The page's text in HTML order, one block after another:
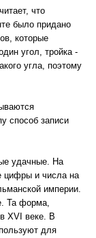
что
было придано
которые
угол, тройка -
угла, поэтому
способ записи
удачные. На
цифры и числа на
империи.
Та форма,
XVI веке. В
для